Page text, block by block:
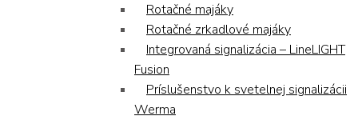
Rotačné majáky
Rotačné zrkadlové majáky
Integrovaná signalizácia – LineLIGHT
Fusion
Príslušenstvo k svetelnej signalizácii
Werma